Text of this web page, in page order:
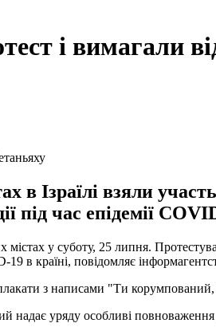
і вимагали
в Ізраїлі взяли
під час епідемії
у суботу, 25 липня.
19 в країні, повідомляє
з написами "Ти
уряду особливі